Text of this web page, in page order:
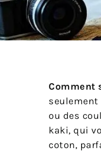
Comment
seulement
ou des
kaki, qui
coton,